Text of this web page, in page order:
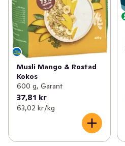
Musli Mango & Rostad
Kokos
600 g, Garant
37,81 kr
63,02 kr /kg